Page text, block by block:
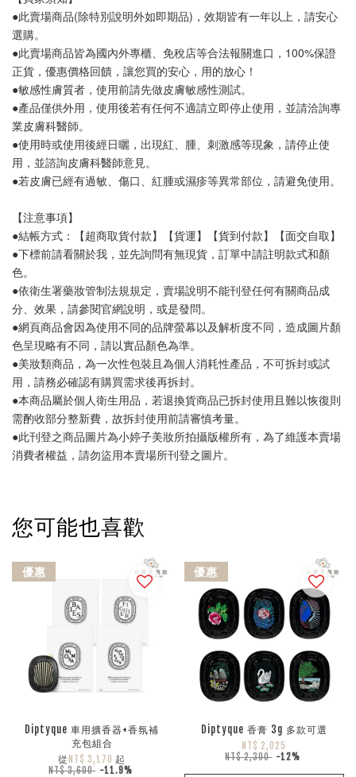
●此賣場商品(除特別說明外如即期品)，效期皆有一年以上，請安心
選購。
●此賣場商品皆為國內外專櫃、免稅店等合法報關進口，100%保證
正貨，優惠價格回饋，讓您買的安心，用的放心！
●敏感性膚質者，使用前請先做皮膚敏感性測試。
●產品僅供外用，使用後若有任何不適請立即停止使用，並請洽詢專
業皮膚科醫師。
●使用時或使用後經日曬，出現紅、腫、刺激感等現象，請停止使
用，並諮詢皮膚科醫師意見。
●若皮膚已經有過敏、傷口、紅腫或濕疹等異常部位，請避免使用。
【注意事項】
●結帳方式：【超商取貨付款】【貨運】【貨到付款】【面交自取】
●下標前請看關於我，並先詢問有無現貨，訂單中請註明款式和顏
色。
●依衛生署藥妝管制法規規定，賣場說明不能刊登任何有關商品成
分、效果，請參閱官網說明，或是發問。
●網頁商品會因為使用不同的品牌螢幕以及解析度不同，造成圖片顏
色呈現略有不同，請以實品顏色為準。
●美妝類商品，為一次性包裝且為個人消耗性產品，不可拆封或試
用，請務必確認有購買需求後再拆封。
●本商品屬於個人衛生用品，若退換貨商品已拆封使用且難以恢復則
需酌收部分整新費，故拆封使用前請審慎考量。
●此刊登之商品圖片為小婷子美妝所拍攝版權所有，為了維護本賣場
消費者權益，請勿盜用本賣場所刊登之圖片。
您可能也喜歡
優惠
Diptyque 車用擴香器+香氛補
充包組合
從 NT$ 3,170 起
NT$ 3,600 -11.9%
優惠
Diptyque 香膏 3g 多款可選
NT$ 2,025
NT$ 2,300 -12%